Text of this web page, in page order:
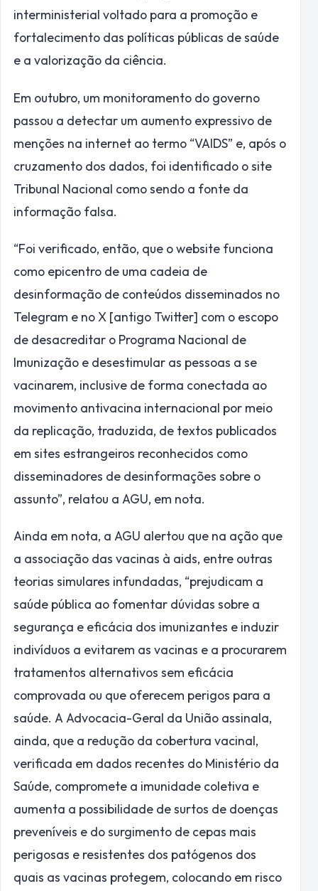
interministerial voltado para a promoção e
fortalecimento das políticas públicas de saúde
e a valorização da ciência.
Em outubro, um monitoramento do governo
passou a detectar um aumento expressivo de
menções na internet ao termo “VAIDS” e, após o
cruzamento dos dados, foi identificado o site
Tribunal Nacional como sendo a fonte da
informação falsa.
“Foi verificado, então, que o website funciona
como epicentro de uma cadeia de
desinformação de conteúdos disseminados no
Telegram e no X [antigo Twitter] com o escopo
de desacreditar o Programa Nacional de
Imunização e desestimular as pessoas a se
vacinarem, inclusive de forma conectada ao
movimento antivacina internacional por meio
da replicação, traduzida, de textos publicados
em sites estrangeiros reconhecidos como
disseminadores de desinformações sobre o
assunto”, relatou a AGU, em nota.
Ainda em nota, a AGU alertou que na ação que
a associação das vacinas à aids, entre outras
teorias simulares infundadas, “prejudicam a
saúde pública ao fomentar dúvidas sobre a
segurança e eficácia dos imunizantes e induzir
indivíduos a evitarem as vacinas e a procurarem
tratamentos alternativos sem eficácia
comprovada ou que oferecem perigos para a
saúde. A Advocacia-Geral da União assinala,
ainda, que a redução da cobertura vacinal,
verificada em dados recentes do Ministério da
Saúde, compromete a imunidade coletiva e
aumenta a possibilidade de surtos de doenças
preveníveis e do surgimento de cepas mais
perigosas e resistentes dos patógenos dos
quais as vacinas protegem, colocando em risco